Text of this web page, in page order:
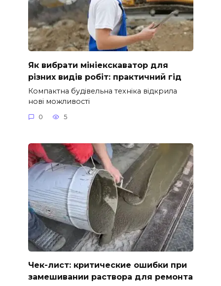
Як вибрати мініекскаватор для
різних видів робіт: практичний гід
Компактна будівельна техніка відкрила
нові можливості
0 5
Чек-лист: критические ошибки при
замешивании раствора для ремонта